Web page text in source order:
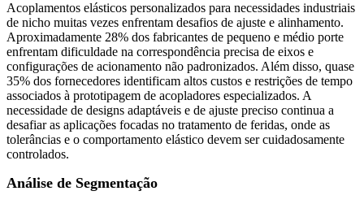
Acoplamentos elásticos personalizados para necessidades industriais
de nicho muitas vezes enfrentam desafios de ajuste e alinhamento.
Aproximadamente 28% dos fabricantes de pequeno e médio porte
enfrentam dificuldade na correspondência precisa de eixos e
configurações de acionamento não padronizados. Além disso, quase
35% dos fornecedores identificam altos custos e restrições de tempo
associados à prototipagem de acopladores especializados. A
necessidade de designs adaptáveis ​​e de ajuste preciso continua a
desafiar as aplicações focadas no tratamento de feridas, onde as
tolerâncias e o comportamento elástico devem ser cuidadosamente
controlados.
Análise de Segmentação